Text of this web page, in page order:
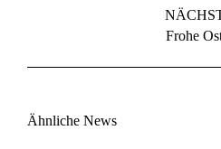
Frohe
Ähnliche News